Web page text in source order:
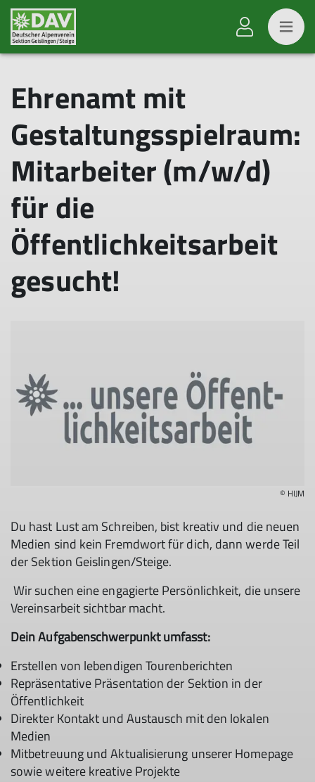
Ehrenamt mit
Gestaltungsspielraum:
Mitarbeiter (m/w/d)
für die
Öffentlichkeitsarbeit
gesucht!
© HIJM
Du hast Lust am Schreiben, bist kreativ und die neuen
Medien sind kein Fremdwort für dich, dann werde Teil
der Sektion Geislingen/Steige.
Wir suchen eine engagierte Persönlichkeit, die unsere
Vereinsarbeit sichtbar macht.
Dein Aufgabenschwerpunkt umfasst:
Erstellen von lebendigen Tourenberichten
Repräsentative Präsentation der Sektion in der
Öffentlichkeit
Direkter Kontakt und Austausch mit den lokalen
Medien
Mitbetreuung und Aktualisierung unserer Homepage
sowie weitere kreative Projekte